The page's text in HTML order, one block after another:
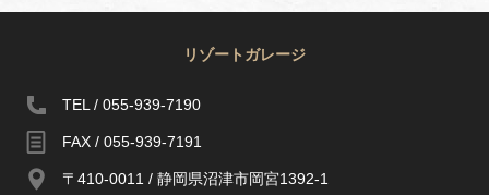
リゾートガレージ
TEL / 055-939-7190
FAX / 055-939-7191
〒410-0011 / 静岡県沼津市岡宮1392-1